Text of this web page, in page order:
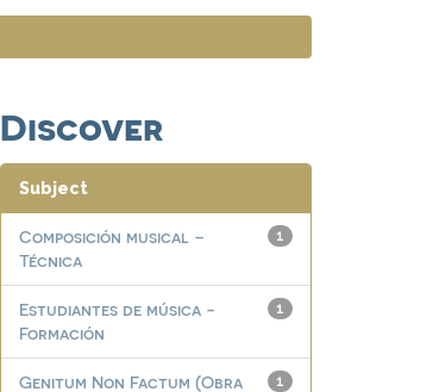
Discover
Subject
1
Composición musical –
Técnica
1
Estudiantes de música -
Formación
1
Genitum Non Factum (Obra